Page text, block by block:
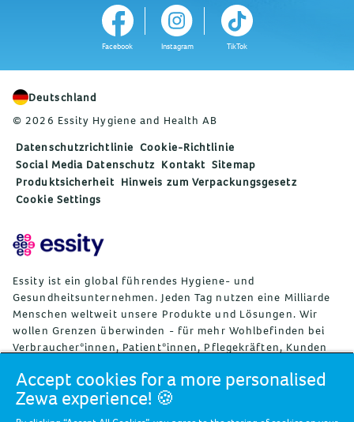
Facebook Instagram TikTok
Deutschland
© 2026 Essity Hygiene and Health AB
Datenschutzrichtlinie Cookie-Richtlinie
Social Media Datenschutz Kontakt Sitemap
Produktsicherheit Hinweis zum Verpackungsgesetz
Cookie Settings
Essity ist ein global führendes Hygiene- und
Gesundheitsunternehmen. Jeden Tag nutzen eine Milliarde
Menschen weltweit unsere Produkte und Lösungen. Wir
wollen Grenzen überwinden - für mehr Wohlbefinden bei
Verbraucher*innen, Patient*innen, Pflegekräften, Kunden
Lösungen in rund 150 Ländern unter vielen starken
Marken, darunter die Weltmarktführer TENA und Tork, aber
auch bekannte Marken wie Actimove, Cutimed, JOBST, Knix,
Accept cookies for a more personalised
Zewa experience! 🍪